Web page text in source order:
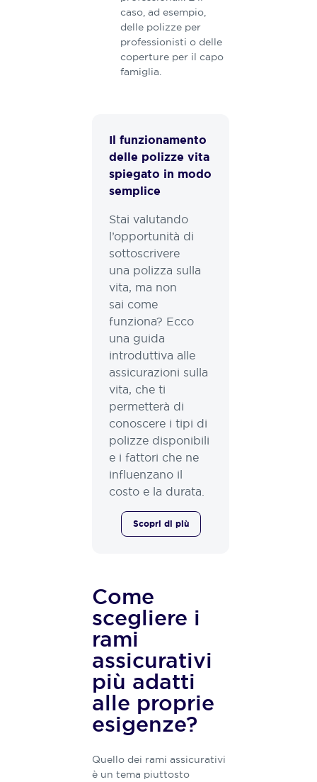
caso, ad esempio,
delle polizze per
professionisti o delle
coperture per il capo
famiglia.
Scopri di più
Il funzionamento
delle polizze vita
spiegato in modo
semplice
Stai valutando
l’opportunità di
sottoscrivere
una polizza sulla
vita, ma non
sai come
funziona? Ecco
una guida
introduttiva alle
assicurazioni sulla
vita, che ti
permetterà di
conoscere i tipi di
polizze disponibili
e i fattori che ne
influenzano il
costo e la durata.
Come
scegliere i
rami
assicurativi
più adatti
alle proprie
esigenze?
Quello dei rami assicurativi
è un tema piuttosto